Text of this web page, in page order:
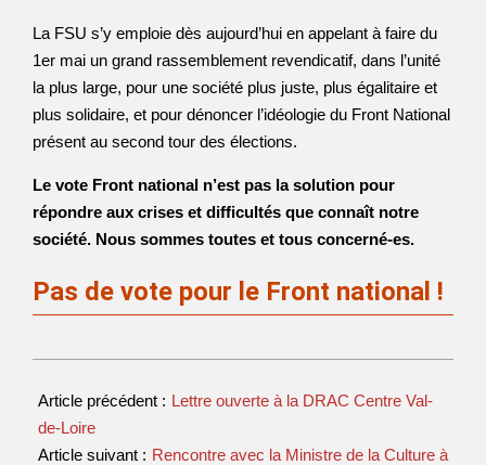
La FSU s’y emploie dès aujourd’hui en appelant à faire du
1er mai un grand rassemblement revendicatif, dans l’unité
la plus large, pour une société plus juste, plus égalitaire et
plus solidaire, et pour dénoncer l’idéologie du Front National
présent au second tour des élections.
Le vote Front national n’est pas la solution pour
répondre aux crises et difficultés que connaît notre
société. Nous sommes toutes et tous concerné-es.
Pas de vote pour le Front national !
Article précédent : Lettre ouverte à la DRAC Centre Val-
de-Loire
Article suivant : Rencontre avec la Ministre de la Culture à